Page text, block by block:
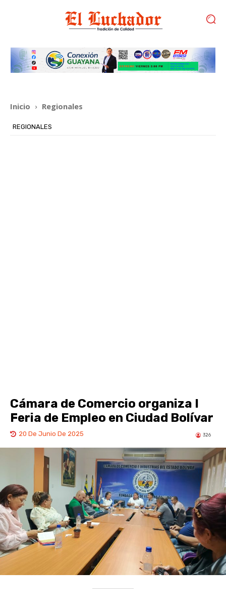
Inicio Regionales
REGIONALES
Cámara de Comercio organiza I
Feria de Empleo en Ciudad Bolívar
20 De Junio De 2025 326